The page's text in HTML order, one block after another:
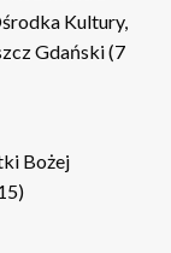
Kultury,
Gdański (7
Bożej